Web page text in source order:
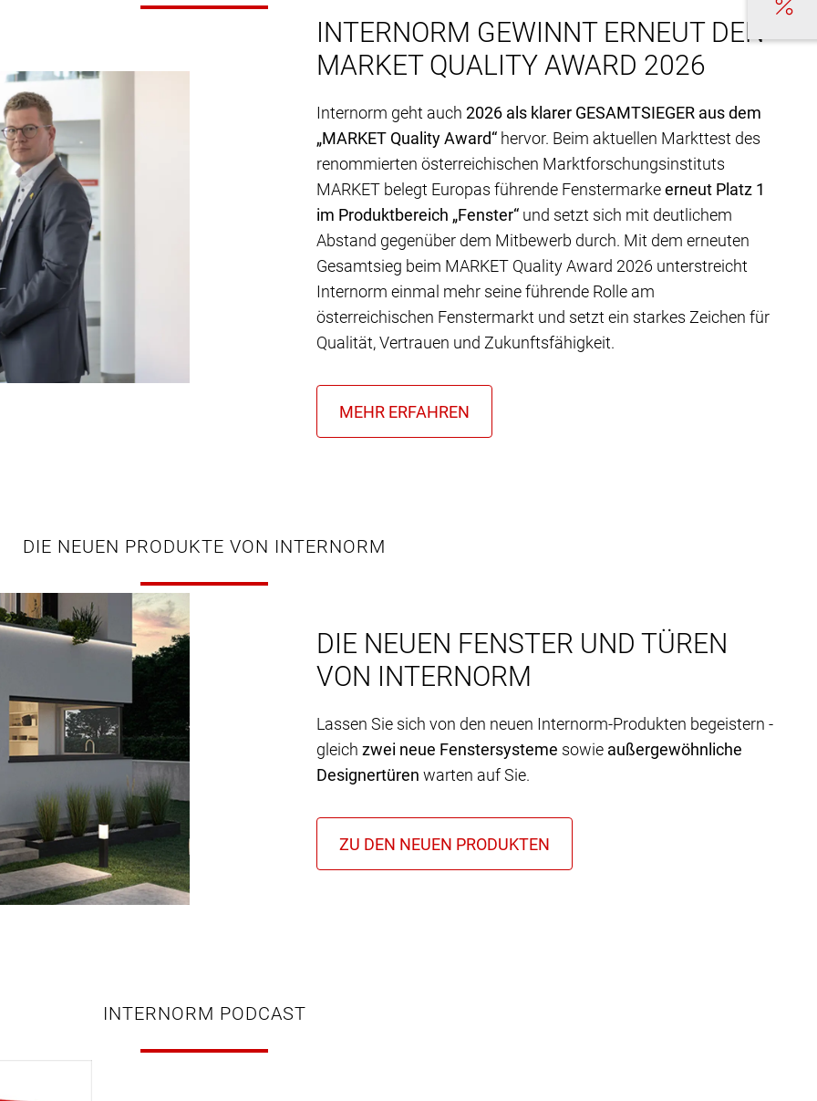
INTERNORM GEWINNT ERNEUT DEN
MARKET QUALITY AWARD 2026
Internorm geht auch 2026 als klarer GESAMTSIEGER aus dem
„MARKET Quality Award“hervor. Beim aktuellen Markttest des
renommierten österreichischen Marktforschungsinstituts
MARKET belegt Europas führende Fenstermarkeerneut Platz 1
im Produktbereich „Fenster“und setzt sich mit deutlichem
Abstand gegenüber dem Mitbewerb durch. Mit dem erneuten
Gesamtsieg beim MARKET Quality Award 2026 unterstreicht
Internorm einmal mehr seine führende Rolle am
österreichischen Fenstermarkt und setzt ein starkes Zeichen für
Qualität, Vertrauen und Zukunftsfähigkeit.
DIE NEUEN PRODUKTE VON INTERNORM
DIE NEUEN FENSTER UND TÜREN
VON INTERNORM
Lassen Sie sich von den neuen Internorm-Produkten begeistern -
gleich zwei neue Fenstersysteme sowie außergewöhnliche
Designertüren warten auf Sie.
INTERNORM PODCAST